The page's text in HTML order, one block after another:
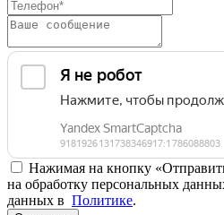
Нажимая на кнопку
на обработку персональных
данных в Политике.